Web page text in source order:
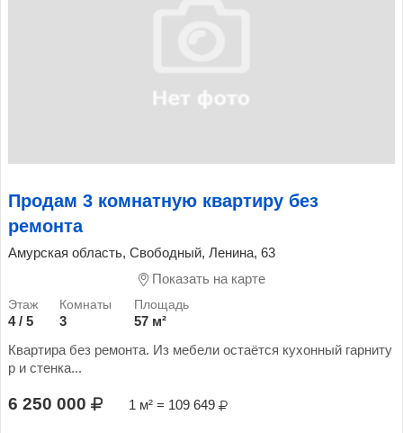
Продам 3 комнатную квартиру без
ремонта
Амурская область, Свободный, Ленина, 63
Показать на карте
4 / 5 3
57 м²
Квартира без ремонта. Из мебели остаётся кухонный гарниту
р и стенка...
6 250 000 1 м² = 109 649